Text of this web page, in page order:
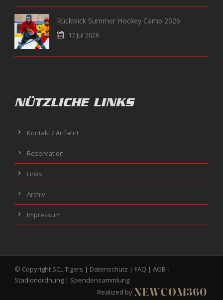
Rückblick Summer Hockey Camp 2026
17 Jul 2026
NÜTZLICHE LINKS
Kontakt / Anfahrt
Reservation
Links
Archiv
Impressum
© Copyright SCL Tigers | Datenschutz | FAQ | AGB |
Stadionordnung | Spendensammlung
Realized by